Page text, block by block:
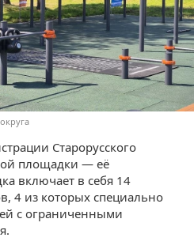
Старорусского
площадки — её
включает в себя 14
4 из которых специально
с ограниченными